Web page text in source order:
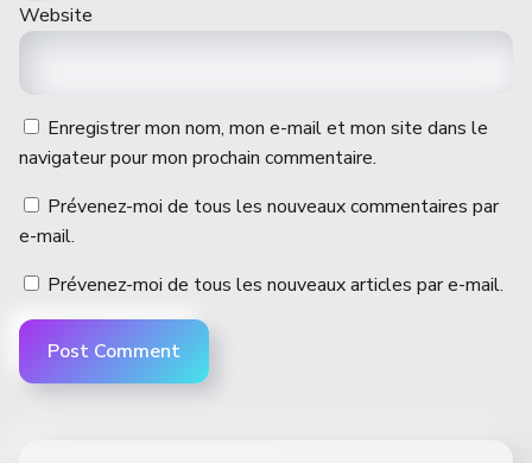
Website
Enregistrer mon nom, mon e-mail et mon site dans le
navigateur pour mon prochain commentaire.
Prévenez-moi de tous les nouveaux commentaires par
e-mail.
Prévenez-moi de tous les nouveaux articles par e-mail.